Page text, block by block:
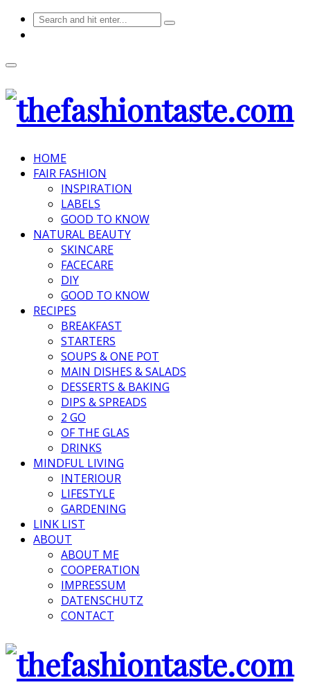
HOME
FAIR FASHION
INSPIRATION
LABELS
GOOD TO KNOW
NATURAL BEAUTY
SKINCARE
FACECARE
DIY
GOOD TO KNOW
RECIPES
BREAKFAST
STARTERS
SOUPS & ONE POT
MAIN DISHES & SALADS
DESSERTS & BAKING
DIPS & SPREADS
2 GO
OF THE GLAS
DRINKS
MINDFUL LIVING
INTERIOUR
LIFESTYLE
GARDENING
LINK LIST
ABOUT
ABOUT ME
COOPERATION
IMPRESSUM
DATENSCHUTZ
CONTACT